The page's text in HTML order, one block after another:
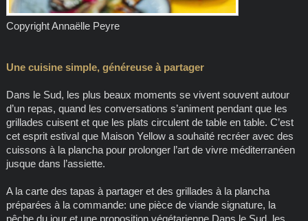
Copyright Annaëlle Peyre
Une cuisine simple, généreuse à partager
Dans le Sud, les plus beaux moments se vivent souvent autour
d’un repas, quand les conversations s’animent pendant que les
grillades cuisent et que les plats circulent de table en table. C’est
cet esprit estival que Maison Yellow a souhaité recréer avec des
cuissons à la plancha pour prolonger l’art de vivre méditerranéen
jusque dans l’assiette.
A la carte des tapas à partager et des grillades à la plancha
préparées à la commande: une pièce de viande signature, la